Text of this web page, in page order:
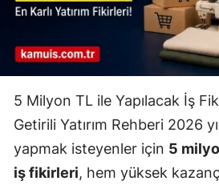
5 Milyon TL ile Yapılacak İş
Getirili Yatırım Rehberi 2026
yapmak isteyenler için 5
iş fikirleri, hem yüksek